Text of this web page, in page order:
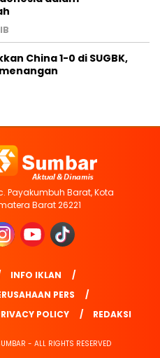
China 1-0 di SUGBK,
Payakumbuh Barat, Kota
Barat 26221
INFO IKLAN
PERS
POLICY REDAKSI
- ALL RIGHTS RESERVED